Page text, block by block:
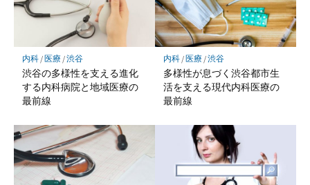
内科/医療/渋谷
渋谷の多様性を支える進化
する内科病院と地域医療の
最前線
内科/医療/渋谷
多様性が息づく渋谷都市生
活を支える現代内科医療の
最前線